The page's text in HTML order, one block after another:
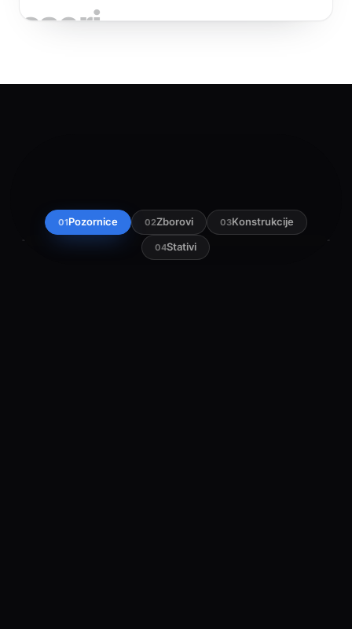
laseri
01Pozornice 02Zborovi 03Konstrukcije
04Stativi